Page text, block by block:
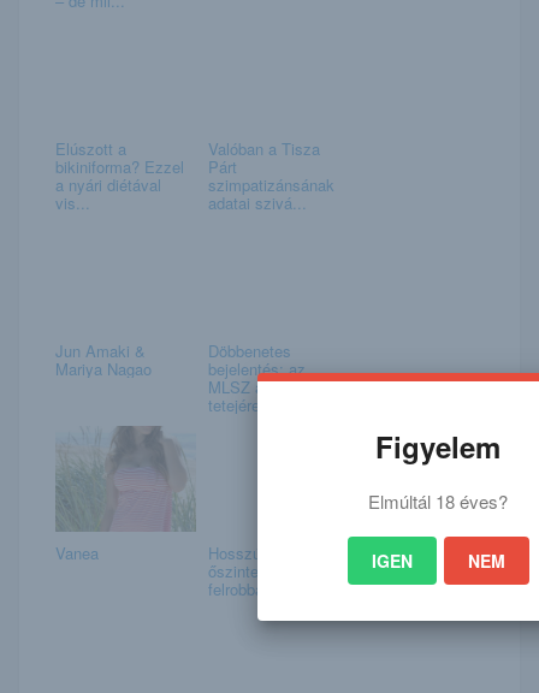
Elúszott a
bikiniforma? Ezzel
a nyári diétával
vis...
Valóban a Tisza
Párt
szimpatizánsának
adatai szivá...
Jun Amaki &
Mariya Nagao
Döbbenetes
bejelentés: az
MLSZ a feje
tetejére áll...
Vanea Hosszú Katinka
őszinte vallomása
felrobbantotta az...
Figyelem
Elmúltál 18 éves?
IGEN NEM